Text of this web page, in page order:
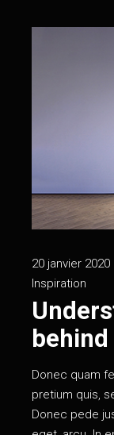
20 janvier 2020
Inspiration
Donec quam
pretium quis,
Donec pede